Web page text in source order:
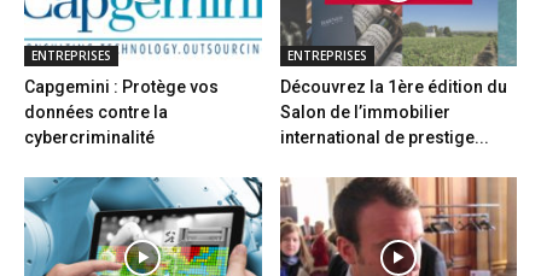
ENTREPRISES
Capgemini : Protège vos
données contre la
cybercriminalité
ENTREPRISES
Découvrez la 1ère édition du
Salon de l’immobilier
international de prestige...